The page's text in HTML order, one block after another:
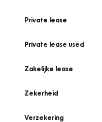
Private lease
Private lease used
Zakelijke lease
Zekerheid
Verzekering